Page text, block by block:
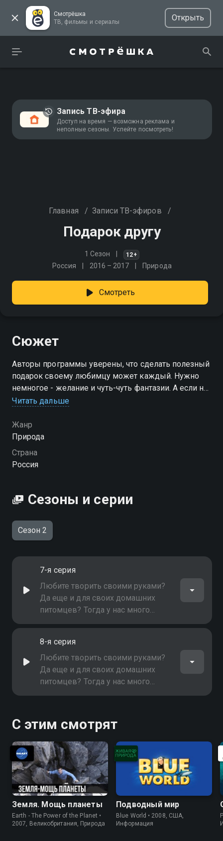
Смотрёшка
ТВ, фильмы и сериалы
Открыть
Запись ТВ-эфира
Доступ на время — возможна реклама и
неполные сезоны. Успейте посмотреть!
Главная / Записи ТВ-эфиров /
Подарок другу
1 Сезон 12+
Россия 2016 – 2017 Природа
Смотреть
Сюжет
Авторы программы уверены, что сделать полезный
подарок своему любимцу может каждый. Нужно
немногое - желание и чуть-чуть фантазии. А если нет
опыта, на помощь придёт дизайнер и покажет, как
уютную лежанку
Читать дальше
Жанр
Природа
Страна
Россия
Сезоны и серии
Сезон 2
7-я серия
Любите творить своими руками?
Да еще и для своих домашних
питомцев? Тогда у нас много
общего. Делимся опытом!
8-я серия
Любите творить своими руками?
Да еще и для своих домашних
питомцев? Тогда у нас много
общего. Делимся опытом!
С этим смотрят
Земля. Мощь планеты
Earth - The Power of the Planet •
2007, Великобритания, Природа
Подводный мир
Blue World • 2008, США,
Информация